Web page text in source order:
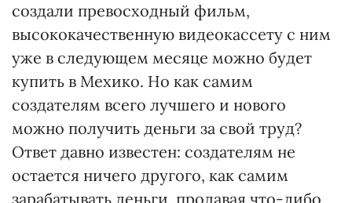
создали превосходный фильм,
высококачественную видеокассету с ним
уже в следующем месяце можно будет
купить в Мехико. Но как самим
создателям всего лучшего и нового
можно получить деньги за свой труд?
Ответ давно известен: создателям не
остается ничего другого, как самим
зарабатывать деньги, продавая что-либо